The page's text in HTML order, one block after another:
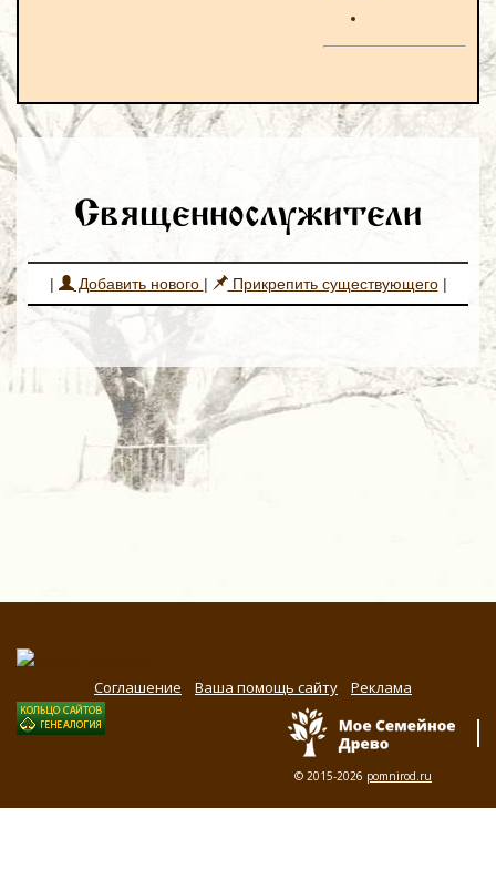
Священнослужители
| Добавить нового | Прикрепить существующего|
Соглашение Ваша помощь сайту Реклама
© 2015-2026 pomnirod.ru